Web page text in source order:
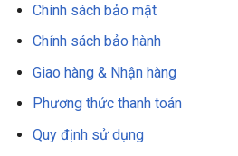
Chính sách bảo mật
Chính sách bảo hành
Giao hàng & Nhận hàng
Phương thức thanh toán
Quy định sử dụng